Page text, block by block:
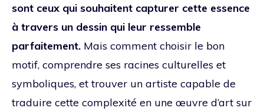
sont ceux qui souhaitent capturer cette essence
à travers un dessin qui leur ressemble
parfaitement. Mais comment choisir le bon
motif, comprendre ses racines culturelles et
symboliques, et trouver un artiste capable de
traduire cette complexité en une œuvre d’art sur